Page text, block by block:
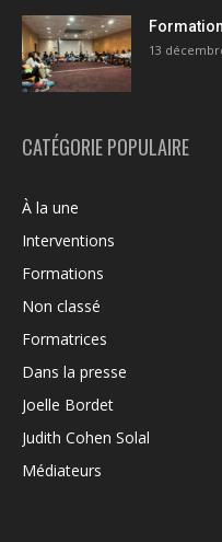
13
CATÉGORIE POPULAIRE
À la une
Interventions
Formations
Non classé
Formatrices
Dans la presse
Joelle Bordet
Judith Cohen Solal
Médiateurs